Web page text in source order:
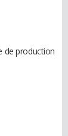
de production